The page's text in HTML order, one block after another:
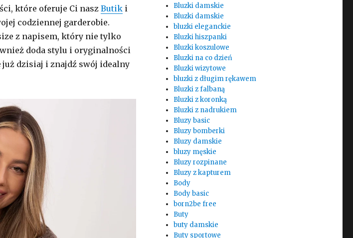
które oferuje Ci nasz Butiki
codziennej garderobie.
z napisem, który nie tylko
doda stylu i oryginalności
dzisiaj i znajdź swój idealny
Bluzki damskie
Bluzki damskie
bluzki eleganckie
Bluzki hiszpanki
Bluzki koszulowe
Bluzki na co dzień
Bluzki wizytowe
bluzki z długim rękawem
Bluzki z falbaną
Bluzki z koronką
Bluzki z nadrukiem
Bluzy basic
Bluzy bomberki
Bluzy damskie
bluzy męskie
Bluzy rozpinane
Bluzy z kapturem
Body
Body basic
born2be free
Buty
buty damskie
Buty sportowe